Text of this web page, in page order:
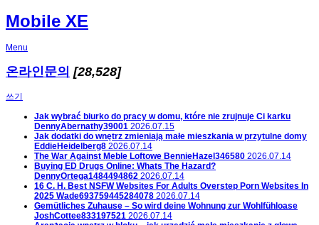
Mobile XE
Menu
온라인문의 [28,528]
쓰기
Jak wybrać biurko do pracy w domu, które nie zrujnuje Ci karku
DennyAbernathy39001 2026.07.15
Jak dodatki do wnętrz zmieniają małe mieszkania w przytulne domy
EddieHeidelberg8 2026.07.14
The War Against Meble Loftowe BennieHazel346580 2026.07.14
Buying ED Drugs Online: Whats The Hazard?
DennyOrtega1484494862 2026.07.14
16 C. H. Best NSFW Websites For Adults Overstep Porn Websites In
2025 Wade693759445284078 2026.07.14
Gemütliches Zuhause – So wird deine Wohnung zur Wohlfühloase
JoshCottee833197521 2026.07.14